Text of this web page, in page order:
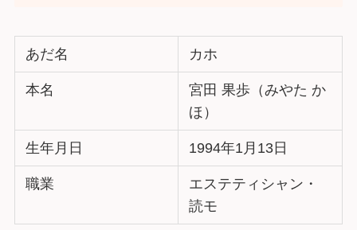
あだ名 カホ
本名
宮田 果歩（みやた か
ほ）
生年月日 1994年1月13日
職業
エステティシャン・
読モ